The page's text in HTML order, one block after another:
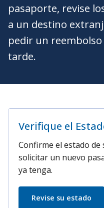
pasaporte, revise
a un destino
pedir un
tarde.
Verifique el
Confirme el estado
solicitar un nuevo
ya tenga.
Revise su estado